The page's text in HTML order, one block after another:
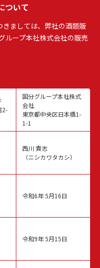
ついて
ましては、弊社の酒類販
ループ本社株式会社の販売
2-
国分グループ本社株式
会社
東京都中央区日本橋1-
1-1
西川 貴志
（ニシカワタカシ）
令和6年 5月16日
令和9年 5月15日